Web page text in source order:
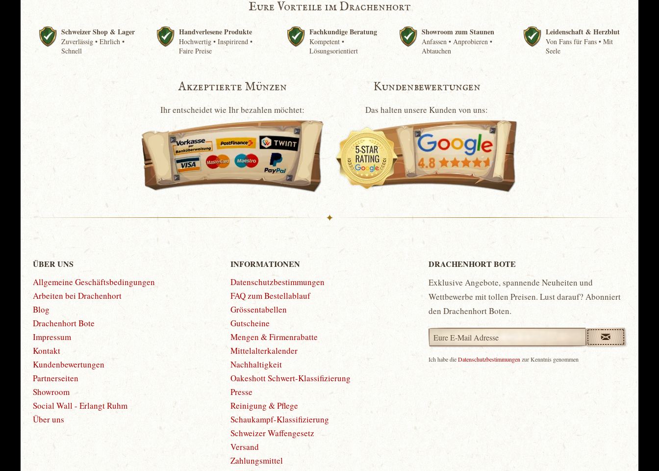
Eure Vorteile im Drachenhort
Schweizer Shop & Lager
Zuverlässig • Ehrlich •
Schnell
Handverlesene Produkte
Hochwertig • Inspirirend •
Faire Preise
Fachkundige Beratung
Kompetent •
Lösungsorientiert
Showroom zum Staunen
Anfassen • Anprobieren •
Abtauchen
Leidenschaft & Herzblut
Von Fans für Fans • Mit
Seele
Akzeptierte Münzen
Ihr entscheidet wie Ihr bezahlen möchtet:
Kundenbewertungen
Das halten unsere Kunden von uns:
✦
ÜBER UNS
Allgemeine Geschäftsbedingungen
Arbeiten bei Drachenhort
Blog
Drachenhort Bote
Impressum
Kontakt
Kundenbewertungen
Partnerseiten
Showroom
Social Wall - Erlangt Ruhm
Über uns
INFORMATIONEN
Datenschutzbestimmungen
FAQ zum Bestellablauf
Grössentabellen
Gutscheine
Mengen & Firmenrabatte
Mittelalterkalender
Nachhaltigkeit
Oakeshott Schwert-Klassifizierung
Presse
Reinigung & Pflege
Schaukampf-Klassifizierung
Schweizer Waffengesetz
Versand
Zahlungsmittel
DRACHENHORT BOTE
Exklusive Angebote, spannende Neuheiten und
Wettbewerbe mit tollen Preisen. Lust darauf? Abonniert
den Drachenhort Boten.
Ich habe dieDatenschutzbestimmungen zur Kenntnis genommen